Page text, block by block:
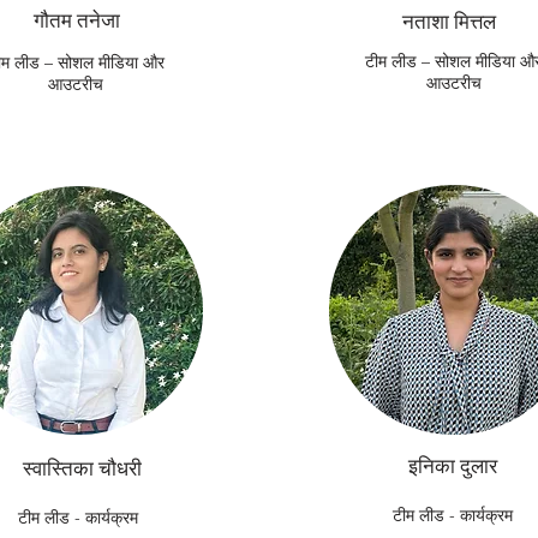
गौतम तनेजा
लीड – सोशल मीडिया और
आउटरीच
स्वास्तिका चौधरी
टीम लीड - कार्यक्रम
नताशा मित्तल
टीम लीड – सोशल मीडिया
आउटरीच
इनिका दुलार
टीम लीड - कार्यक्रम